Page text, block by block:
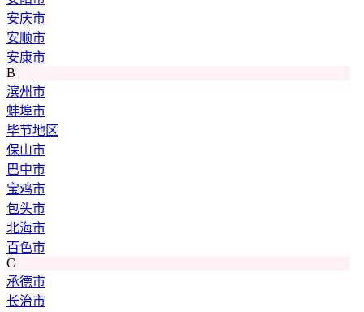
安庆市
安顺市
安康市
B
滨州市
蚌埠市
毕节地区
保山市
巴中市
宝鸡市
包头市
北海市
百色市
C
承德市
长治市